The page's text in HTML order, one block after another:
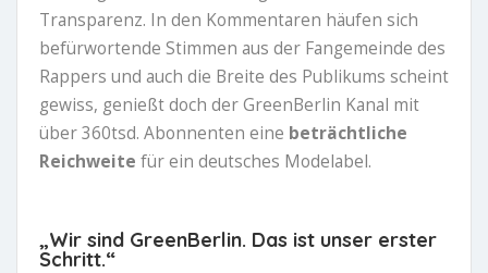
Transparenz. In den Kommentaren häufen sich
befürwortende Stimmen aus der Fangemeinde des
Rappers und auch die Breite des Publikums scheint
gewiss, genießt doch der GreenBerlin Kanal mit
über 360tsd. Abonnenten eine beträchtliche
Reichweite für ein deutsches Modelabel.
„Wir sind GreenBerlin. Das ist unser erster
Schritt.“